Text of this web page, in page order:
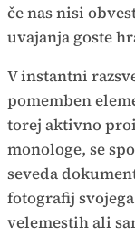
če nas nisi
uvajanja goste
V instantni
pomemben
torej aktivno
monologe, se
seveda
fotografij
velemestih ali